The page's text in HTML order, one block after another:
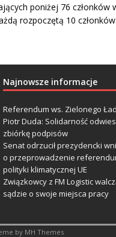
poniżej 76 członków
rozpoczętą 10
Najnowsze informacje
Referendum ws. Zielonego
Piotr Duda: Solidarność
zbiórkę podpisów
Senat odrzucił prezydencki
o przeprowadzenie
polityki klimatycznej UE
Związkowcy z FM Logistic
sądzie o swoje miejsca pracy
by MH Themes